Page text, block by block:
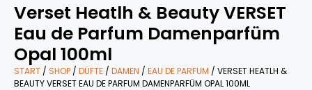
Verset Heatlh & Beauty VERSET
Eau de Parfum Damenparfüm
Opal 100ml
START / SHOP / DÜFTE / DAMEN / EAU DE PARFUM / VERSET HEATLH &
BEAUTY VERSET EAU DE PARFUM DAMENPARFÜM OPAL 100ML